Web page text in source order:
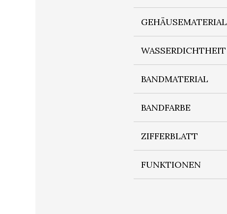
GEHÄUSEMATERIAL
WASSERDICHTHEIT
BANDMATERIAL
BANDFARBE
ZIFFERBLATT
FUNKTIONEN